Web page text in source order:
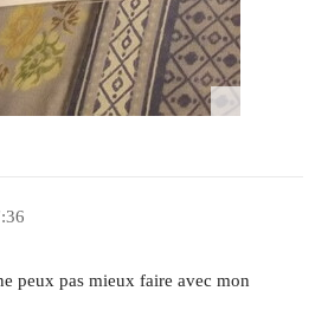
peux pas mieux faire avec mon